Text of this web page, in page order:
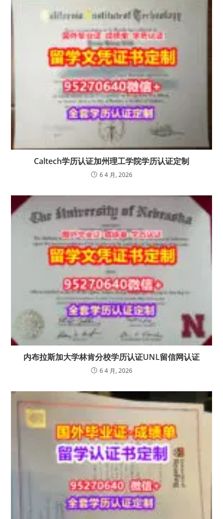
Caltech学历认证加州理工学院学历认证定制
6 4 月, 2026
内布拉斯加大学林肯分校学历认证UNL留信网认证
6 4 月, 2026